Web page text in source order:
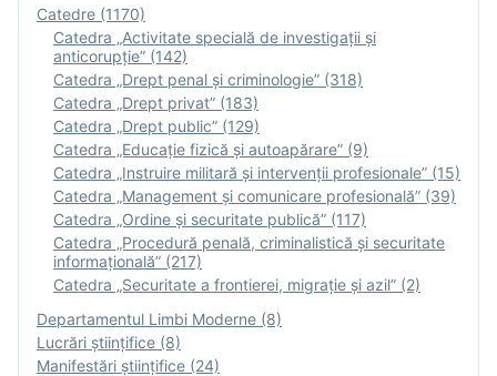
Catedre (1170)
Catedra „Activitate specială de investigaţii şi
anticorupție” (142)
Catedra „Drept penal și criminologie” (318)
Catedra „Drept privat” (183)
Catedra „Drept public” (129)
Catedra „Educație fizică şi autoapărare” (9)
Catedra „Instruire militară şi intervenţii profesionale” (15)
Catedra „Management și comunicare profesională” (39)
Catedra „Ordine și securitate publică” (117)
Catedra „Procedură penală, criminalistică și securitate
informațională” (217)
Catedra „Securitate a frontierei, migrație și azil” (2)
Departamentul Limbi Moderne (8)
Lucrări științifice (8)
Manifestări ştiinţifice (24)